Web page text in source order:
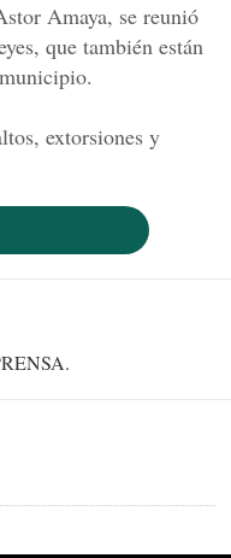
Amaya, se reunió
que también están
extorsiones y